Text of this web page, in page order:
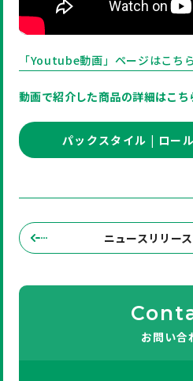
「Youtube動画」ページはこちら
動画で紹介した商品の詳細はこち
パックスタイル | ロー
ニュースリリー
お問い合